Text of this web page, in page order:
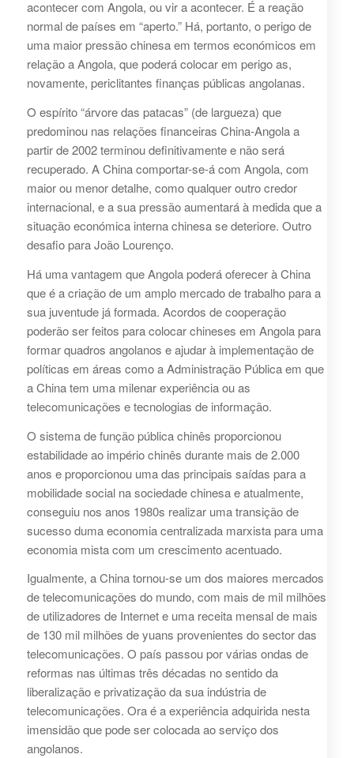
acontecer com Angola, ou vir a acontecer. É a reação
normal de países em “aperto.” Há, portanto, o perigo de
uma maior pressão chinesa em termos económicos em
relação a Angola, que poderá colocar em perigo as,
novamente, periclitantes finanças públicas angolanas.
O espírito “árvore das patacas” (de largueza) que
predominou nas relações financeiras China-Angola a
partir de 2002 terminou definitivamente e não será
recuperado. A China comportar-se-á com Angola, com
maior ou menor detalhe, como qualquer outro credor
internacional, e a sua pressão aumentará à medida que a
situação económica interna chinesa se deteriore. Outro
desafio para João Lourenço.
Há uma vantagem que Angola poderá oferecer à China
que é a criação de um amplo mercado de trabalho para a
sua juventude já formada. Acordos de cooperação
poderão ser feitos para colocar chineses em Angola para
formar quadros angolanos e ajudar à implementação de
políticas em áreas como a Administração Pública em que
a China tem uma milenar experiência ou as
telecomunicações e tecnologias de informação.
O sistema de função pública chinês proporcionou
estabilidade ao império chinês durante mais de 2.000
anos e proporcionou uma das principais saídas para a
mobilidade social na sociedade chinesa e atualmente,
conseguiu nos anos 1980s realizar uma transição de
sucesso duma economia centralizada marxista para uma
economia mista com um crescimento acentuado.
Igualmente, a China tornou-se um dos maiores mercados
de telecomunicações do mundo, com mais de mil milhões
de utilizadores de Internet e uma receita mensal de mais
de 130 mil milhões de yuans provenientes do sector das
telecomunicações. O país passou por várias ondas de
reformas nas últimas três décadas no sentido da
liberalização e privatização da sua indústria de
telecomunicações. Ora é a experiência adquirida nesta
imensidão que pode ser colocada ao serviço dos
angolanos.